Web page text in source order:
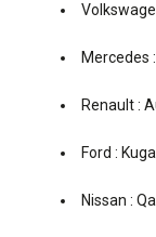
Mercedes
Renault :
Ford :
Nissan :